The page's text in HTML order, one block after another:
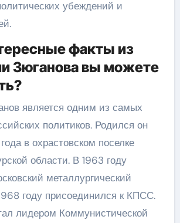
убеждений и
факты из
Зюганова вы можете
является одним из самых
политиков. Родился он
в охрастовском поселке
области. В 1963 году
металлургический
году присоединился к КПСС.
лидером Коммунистической